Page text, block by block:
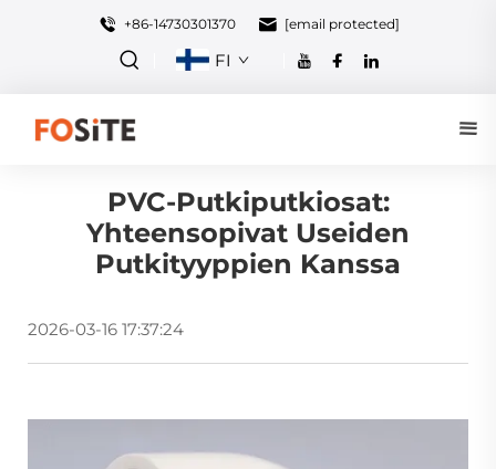
+86-14730301370 [email protected]
FI
PVC-Putkiputkiosat:
Yhteensopivat Useiden
Putkityyppien Kanssa
2026-03-16 17:37:24